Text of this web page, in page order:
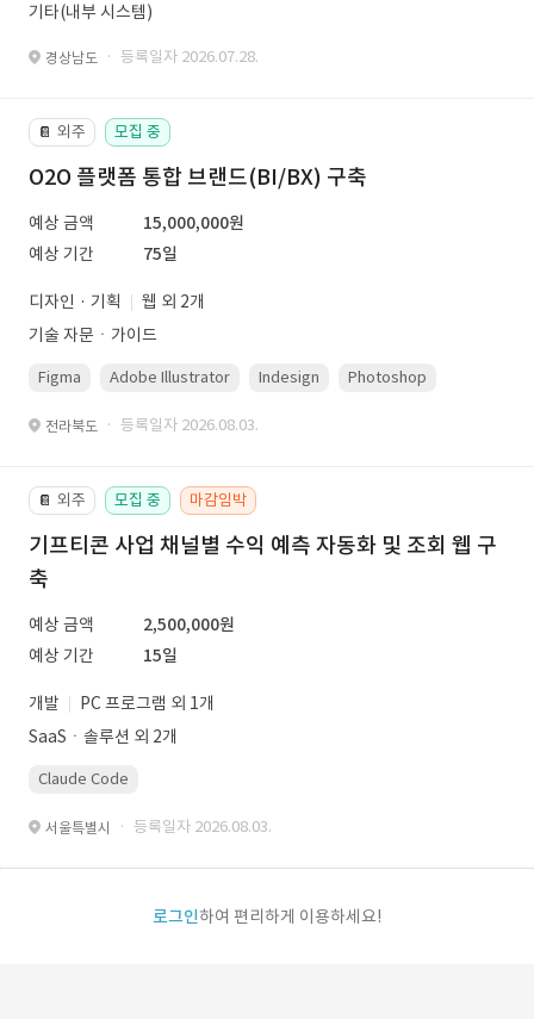
기타(내부 시스템)
경상남도 · 등록일자 2026.07.28.
📔 외주 모집 중
O2O 플랫폼 통합 브랜드(BI/BX) 구축
예상 금액
15,000,000원
예상 기간
75일
디자인 · 기획
웹 외 2개
기술 자문ㆍ가이드
Figma Adobe Illustrator Indesign Photoshop
전라북도 · 등록일자 2026.08.03.
📔 외주 모집 중 마감임박
기프티콘 사업 채널별 수익 예측 자동화 및 조회 웹 구
축
예상 금액
2,500,000원
예상 기간
15일
개발
PC 프로그램 외 1개
SaaSㆍ솔루션 외 2개
Claude Code
서울특별시 · 등록일자 2026.08.03.
로그인하여 편리하게 이용하세요!